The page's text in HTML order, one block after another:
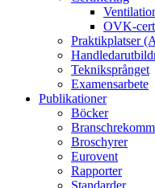
OVK-
Praktikplatser
Tekniksprånget
Examensarbete
Publikationer
Böcker
Broschyrer
Eurovent
Rapporter
Standarder